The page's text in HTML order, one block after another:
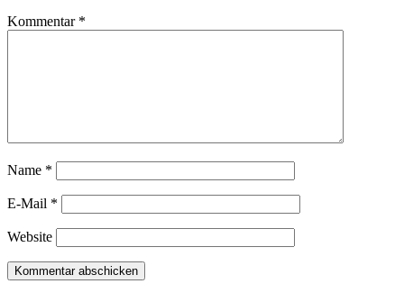
Kommentar *
Name *
E-Mail *
Website